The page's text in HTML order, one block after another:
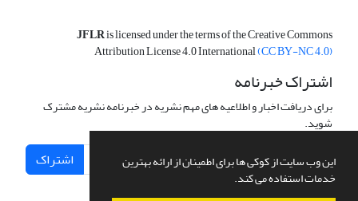
این وب سایت از کوکی ها برای اطمینان از ارائه بهترین
خدمات استفاده می کند.
JFLRis licensed under the terms of the Creative Commons
Attribution License 4.0 International(CC BY-NC 4.0)
اشتراک خبرنامه
برای دریافت اخبار و اطلاعیه های مهم نشریه در خبرنامه نشریه مشترک
شوید.
اشتراک